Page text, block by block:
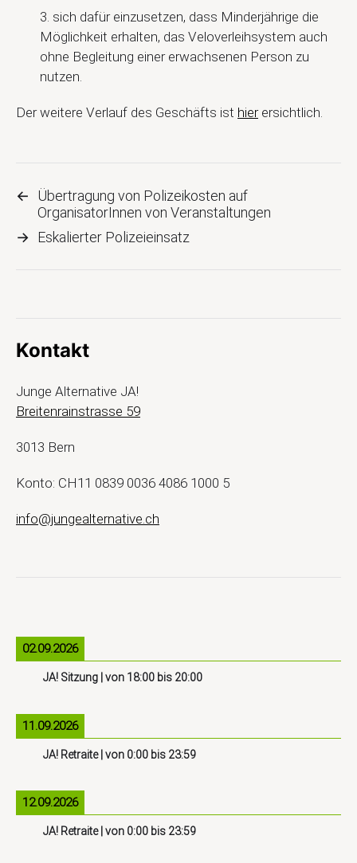
3. sich dafür einzusetzen, dass Minderjährige die
Möglichkeit erhalten, das Veloverleihsystem auch
ohne Begleitung einer erwachsenen Person zu
nutzen.
Der weitere Verlauf des Geschäfts ist hierersichtlich.
←
Übertragung von Polizeikosten auf
OrganisatorInnen von Veranstaltungen
→ Eskalierter Polizeieinsatz
Kontakt
Junge Alternative JA!
Breitenrainstrasse 59
3013 Bern
Konto: CH11 0839 0036 4086 1000 5
info@jungealternative.ch
02.09.2026
JA! Sitzung | von 18:00 bis 20:00
11.09.2026
JA! Retraite| von 0:00 bis 23:59
12.09.2026
JA! Retraite| von 0:00 bis 23:59